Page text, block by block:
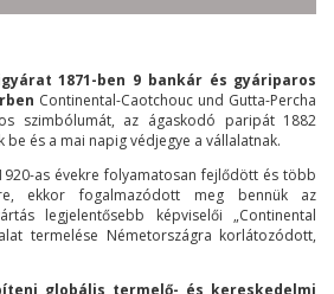
1871-ben 9 bankár és gyáriparos
Continental-Caotchouc und Gutta-Percha
szimbólumát, az ágaskodó paripát 1882
és a mai napig védjegye a vállalatnak.
as évekre folyamatosan fejlődött és több
ekkor fogalmazódott meg bennük az
legjelentősebb képviselői „Continental
termelése Németországra korlátozódott,
globális termelő- és kereskedelmi